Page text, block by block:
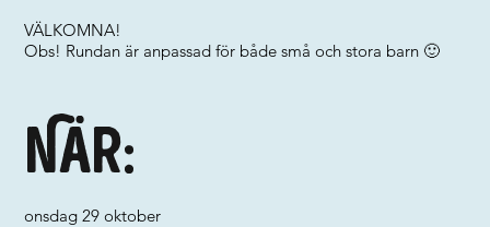
VÄLKOMNA!
Obs! Rundan är anpassad för både små och stora barn 🙂
När:
onsdag 29 oktober